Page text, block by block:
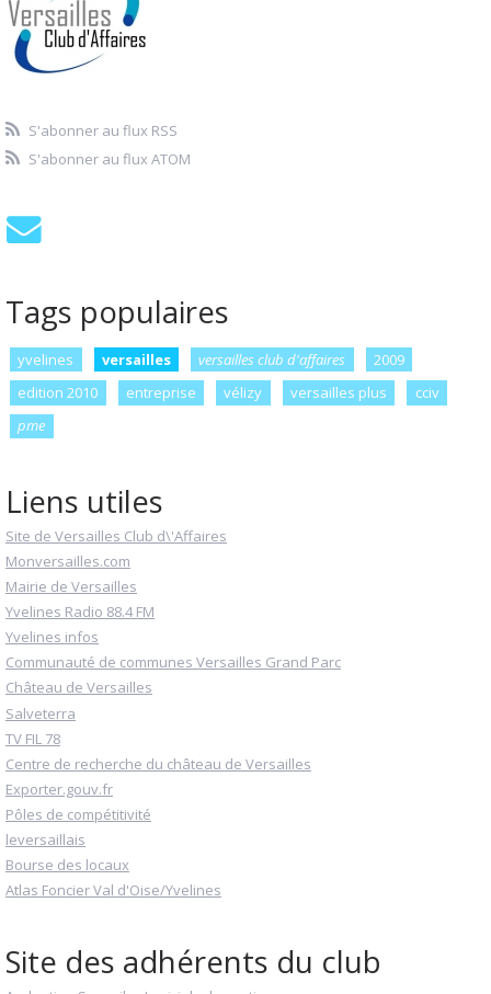
S'abonner au flux RSS
S'abonner au flux ATOM
Tags populaires
yvelines versailles versailles club d'affaires
2009
edition 2010
entreprise vélizy versailles plus
cciv
pme
Liens utiles
Site de Versailles Club d\'Affaires
Monversailles.com
Mairie de Versailles
Yvelines Radio 88.4 FM
Yvelines infos
Communauté de communes Versailles Grand Parc
Château de Versailles
Salveterra
TV FIL 78
Centre de recherche du château de Versailles
Exporter.gouv.fr
Pôles de compétitivité
leversaillais
Bourse des locaux
Atlas Foncier Val d'Oise/Yvelines
Site des adhérents du club